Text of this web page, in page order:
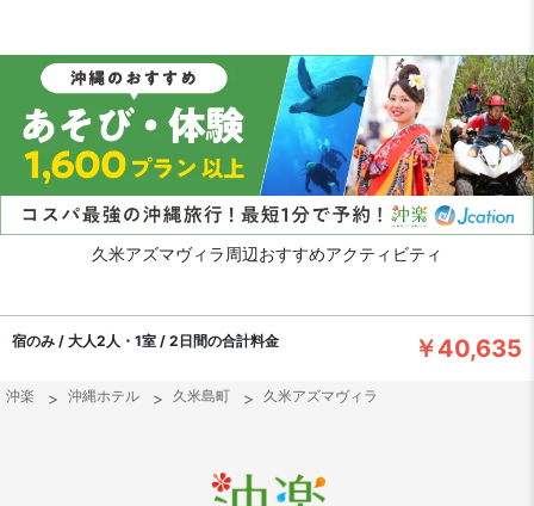
久米アズマヴィラ周辺おすすめアクティビティ
宿のみ / 大人2人・1室 / 2日間の合計料金 ￥40,635
沖楽 沖縄ホテル 久米島町 久米アズマヴィラ